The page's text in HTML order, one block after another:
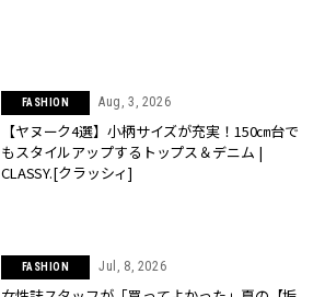
FASHION Aug, 3, 2026
【ヤヌーク4選】小柄サイズが充実！150㎝台で
もスタイルアップするトップス＆デニム |
CLASSY.[クラッシィ]
FASHION Jul, 8, 2026